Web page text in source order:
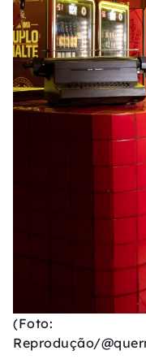
(Foto:
Reprodução/